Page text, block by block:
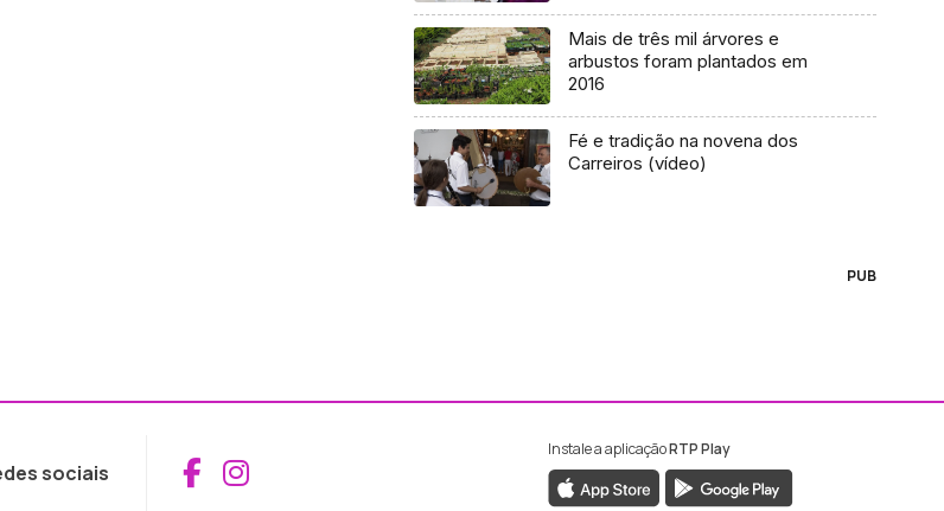
Mais de três mil árvores e
arbustos foram plantados em
2016
Fé e tradição na novena dos
Carreiros (vídeo)
PUB
sociais Aceder ao Facebook da RTP Madeira
Aceder ao Instagram da RTP Madeira
Instale a aplicaçãoRTP Play